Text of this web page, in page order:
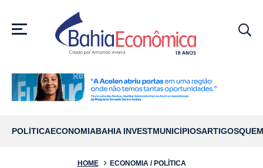
MENU
POLÍTICAECONOMIABAHIA INVESTMUNICÍPIOSARTIGOS
HOME ECONOMIA / POLÍTICA